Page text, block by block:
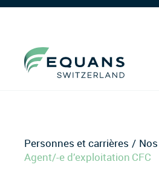
Personnes et carrières
Agent/-e d’exploitation CFC